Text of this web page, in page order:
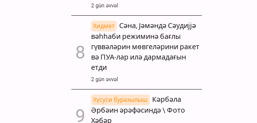
2 gün əvvəl
Хидмәт
Сәна, Јәмәндә Сәудијјә
вәһһаби режиминә бағлы
гүввәләрин мөвгеләрини ракет
вә ПУА-лар илә дармадағын
етди
2 gün əvvəl
Хүсуси бурахылыш
Кәрбәла
Әрбәин әрәфәсиндә \ Фото
Хәбәр